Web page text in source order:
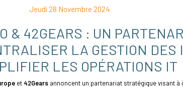
Jeudi 28 Novembre 2024
& 42GEARS : UN
LA GESTION DES
LES OPÉRATIONS IT
et 42Gears annoncent un partenariat stratégique visant